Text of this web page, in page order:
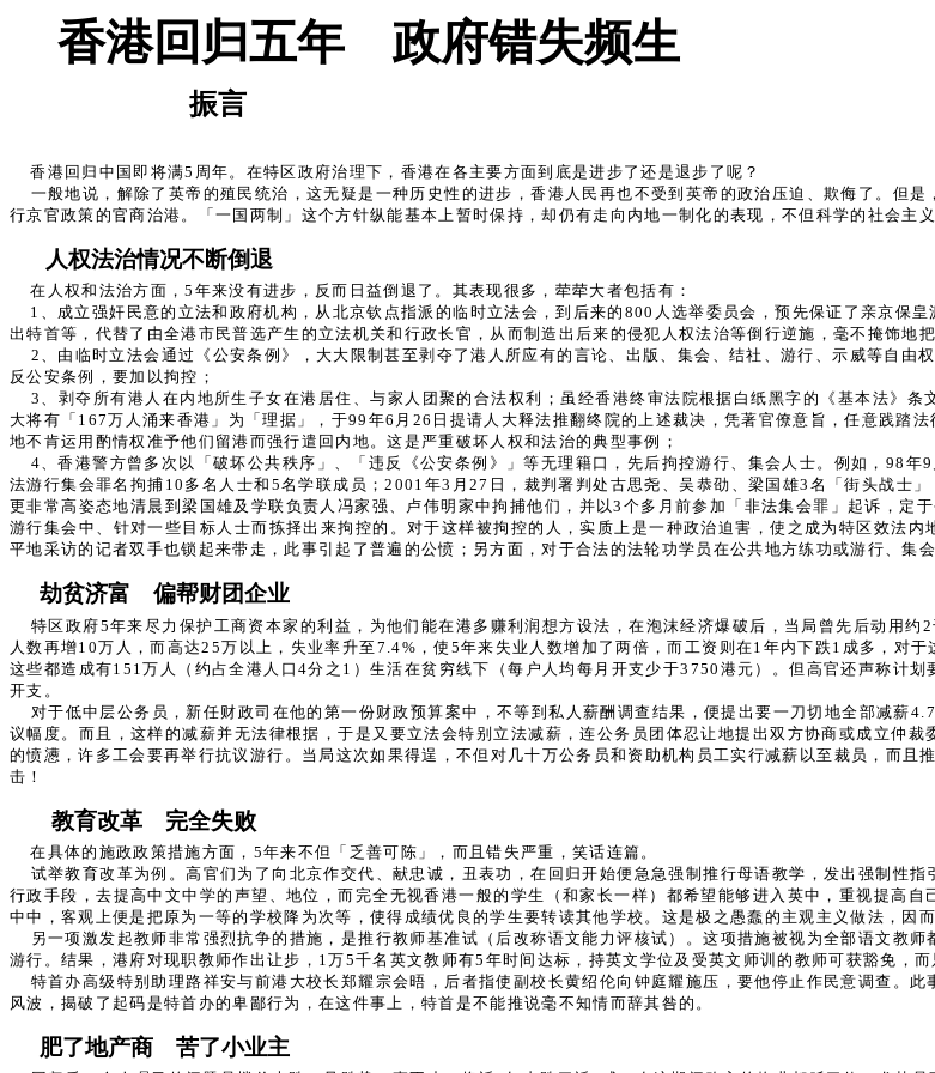
香港回归五年 政府错失频生
振言
香港回归中国即将满5周年。在特区政府治理下，香港在各主要方面到底是进步了还是退步了呢？
一般地说，解除了英帝的殖民统治，这无疑是一种历史性的进步，香港人民再也不受到英帝的政治压迫、欺侮了。但
行京官政策的官商治港。「一国两制」这个方针纵能基本上暂时保持，却仍有走向内地一制化的表现，不但科学的社会主
人权法治情况不断倒退
在人权和法治方面，5年来没有进步，反而日益倒退了。其表现很多，荦荦大者包括有：
1、成立强奸民意的立法和政府机构，从北京钦点指派的临时立法会，到后来的800人选举委员会，预先保证了亲京保
出特首等，代替了由全港市民普选产生的立法机关和行政长官，从而制造出后来的侵犯人权法治等倒行逆施，毫不掩饰地
2、由临时立法会通过《公安条例》，大大限制甚至剥夺了港人所应有的言论、出版、集会、结社、游行、示威等自
反公安条例，要加以拘控；
3、剥夺所有港人在内地所生子女在港居住、与家人团聚的合法权利；虽经香港终审法院根据白纸黑字的《基本法》
大将有「167万人涌来香港」为「理据」，于99年6月26日提请人大释法推翻终院的上述裁决，凭著官僚意旨，任意践踏
地不肯运用酌情权准予他们留港而强行遣回内地。这是严重破坏人权和法治的典型事例；
4、香港警方曾多次以「破坏公共秩序」、「违反《公安条例》」等无理籍口，先后拘控游行、集会人士。例如，98
法游行集会罪名拘捕10多名人士和5名学联成员；2001年3月27日，裁判署判处古思尧、吴恭劭、梁国雄3名「街头战士
更非常高姿态地清晨到梁国雄及学联负责人冯家强、卢伟明家中拘捕他们，并以3个多月前参加「非法集会罪」起诉，定
游行集会中、针对一些目标人士而拣择出来拘控的。对于这样被拘控的人，实质上是一种政治迫害，使之成为特区效法
平地采访的记者双手也锁起来带走，此事引起了普遍的公愤；另方面，对于合法的法轮功学员在公共地方练功或游行、集
劫贫济富 偏帮财团企业
特区政府5年来尽力保护工商资本家的利益，为他们能在港多赚利润想方设法，在泡沫经济爆破后，当局曾先后动用
人数再增10万人，而高达25万以上，失业率升至7.4%，使5年来失业人数增加了两倍，而工资则在1年内下跌1成多，对
这些都造成有151万人（约占全港人口4分之1）生活在贫穷线下（每户人均每月开支少于3750港元）。但高官还声称计
开支。
对于低中层公务员，新任财政司在他的第一份财政预算案中，不等到私人薪酬调查结果，便提出要一刀切地全部减薪
议幅度。而且，这样的减薪并无法律根据，于是又要立法会特别立法减薪，连公务员团体忍让地提出双方协商或成立仲
的愤懑，许多工会要再举行抗议游行。当局这次如果得逞，不但对几十万公务员和资助机构员工实行减薪以至裁员，而
击！
教育改革 完全失败
在具体的施政政策措施方面，5年来不但「乏善可陈」，而且错失严重，笑话连篇。
试举教育改革为例。高官们为了向北京作交代、献忠诚，丑表功，在回归开始便急急强制推行母语教学，发出强制性
行政手段，去提高中文中学的声望、地位，而完全无视香港一般的学生（和家长一样）都希望能够进入英中，重视提高
中中，客观上便是把原为一等的学校降为次等，使得成绩优良的学生要转读其他学校。这是极之愚蠢的主观主义做法，因
另一项激发起教师非常强烈抗争的措施，是推行教师基准试（后改称语文能力评核试）。这项措施被视为全部语文教
游行。结果，港府对现职教师作出让步，1万5千名英文教师有5年时间达标，持英文学位及受英文师训的教师可获豁免，
特首办高级特别助理路祥安与前港大校长郑耀宗会晤，后者指使副校长黄绍伦向钟庭耀施压，要他停止作民意调查。
风波，揭破了起码是特首办的卑鄙行为，在这件事上，特首是不能推说毫不知情而辞其咎的。
肥了地产商 苦了小业主